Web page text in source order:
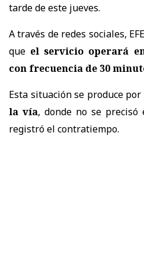
tarde de este jueves.
A través de redes sociales,
que el servicio operará
con frecuencia de 30
Esta situación se produce por
la vía, donde no se precisó
registró el contratiempo.